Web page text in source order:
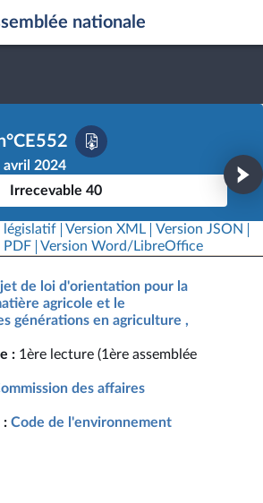
nationale
avril 2024
Irrecevable 40
législatif Version XML
Version JSON
PDF
Version Word/LibreOffice
de loi d'orientation pour la
agricole et le
générations en agriculture ,
: 1ère lecture (1ère assemblée
des affaires
: Code de l'environnement